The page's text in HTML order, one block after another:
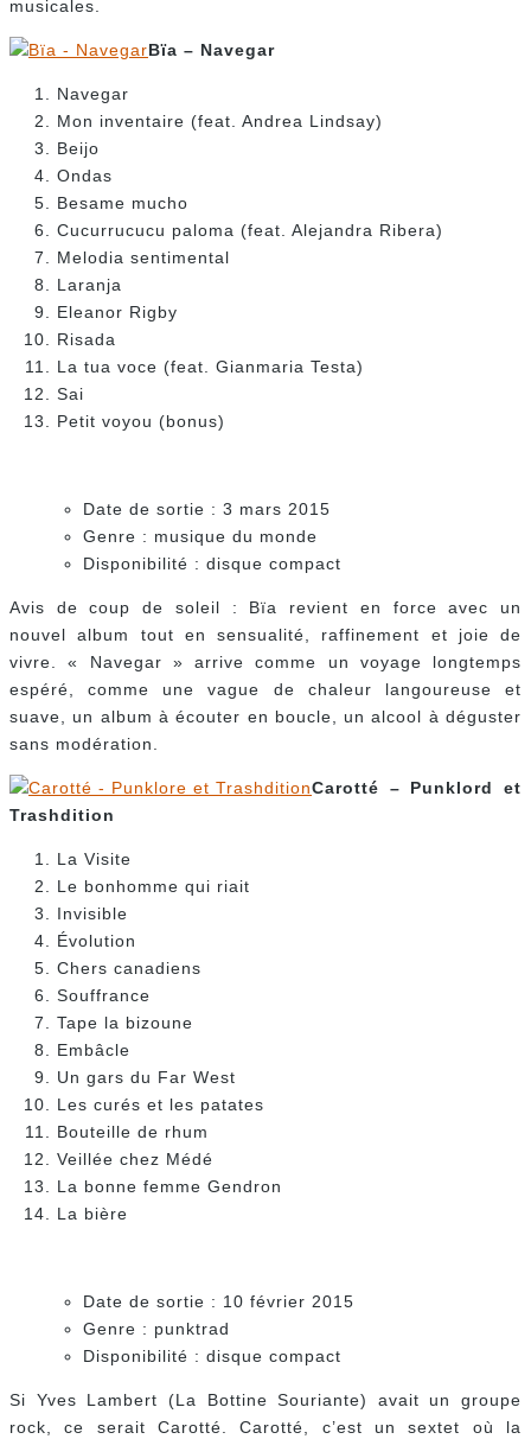
musicales.
Bïa – Navegar
Navegar
Mon inventaire (feat. Andrea Lindsay)
Beijo
Ondas
Besame mucho
Cucurrucucu paloma (feat. Alejandra Ribera)
Melodia sentimental
Laranja
Eleanor Rigby
Risada
La tua voce (feat. Gianmaria Testa)
Sai
Petit voyou (bonus)
Date de sortie : 3 mars 2015
Genre : musique du monde
Disponibilité : disque compact
Avis de coup de soleil : Bïa revient en force avec un
nouvel album tout en sensualité, raffinement et joie de
vivre. « Navegar » arrive comme un voyage longtemps
espéré, comme une vague de chaleur langoureuse et
suave, un album à écouter en boucle, un alcool à déguster
sans modération.
Carotté – Punklord et
Trashdition
La Visite
Le bonhomme qui riait
Invisible
Évolution
Chers canadiens
Souffrance
Tape la bizoune
Embâcle
Un gars du Far West
Les curés et les patates
Bouteille de rhum
Veillée chez Médé
La bonne femme Gendron
La bière
Date de sortie : 10 février 2015
Genre : punktrad
Disponibilité : disque compact
Si Yves Lambert (La Bottine Souriante) avait un groupe
rock, ce serait Carotté. Carotté, c’est un sextet où la